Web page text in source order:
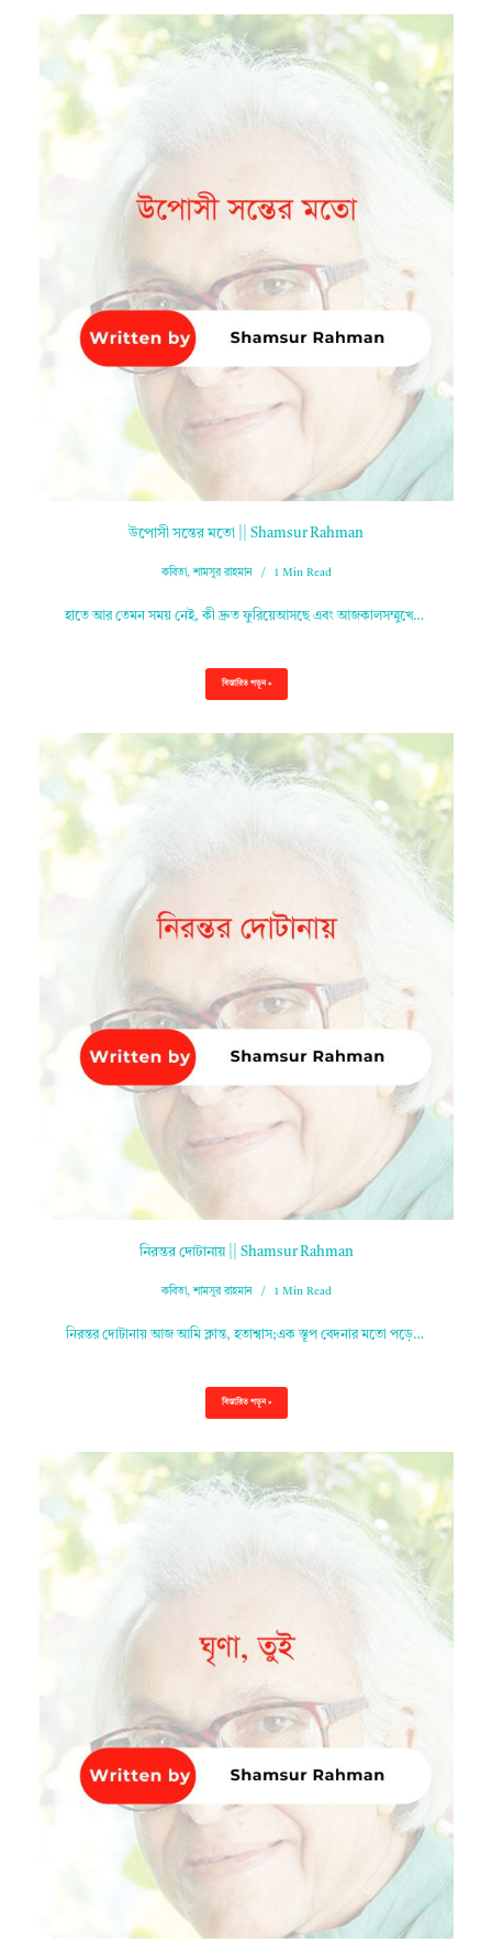
উপোসী সন্তের মতো || Shamsur Rahman
কবিতা,শামসুর রাহমান 1 Min Read
হাতে আর তেমন সময় নেই, কী দ্রুত ফুরিয়েআসছে এবং আজকালসম্মুখে…
বিস্তারিত পড়ুন »
নিরন্তর দোটানায় || Shamsur Rahman
কবিতা,শামসুর রাহমান 1 Min Read
নিরন্তর দোটানায় আজ আমি ক্লান্ত, হতাশ্বাস;এক স্তূপ বেদনার মতো পড়ে…
বিস্তারিত পড়ুন »